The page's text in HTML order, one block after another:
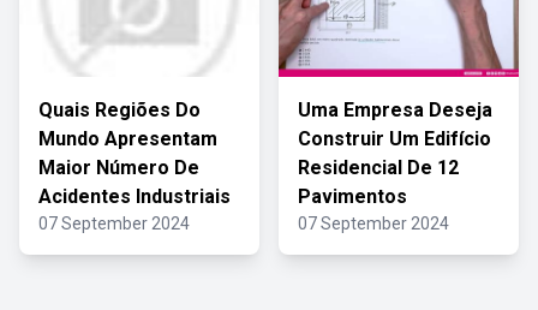
Quais Regiões Do
Mundo Apresentam
Maior Número De
Acidentes Industriais
07 September 2024
Uma Empresa Deseja
Construir Um Edifício
Residencial De 12
Pavimentos
07 September 2024